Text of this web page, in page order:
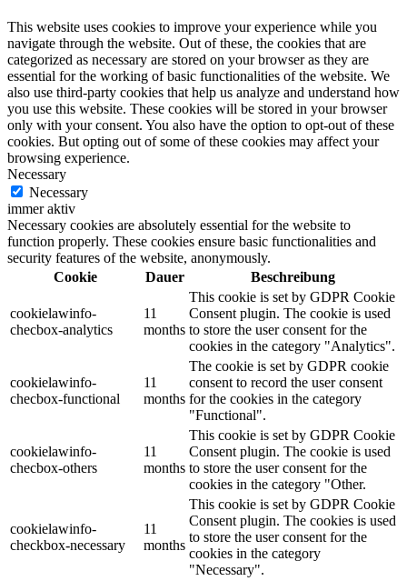
This website uses cookies to improve your experience while you
navigate through the website. Out of these, the cookies that are
categorized as necessary are stored on your browser as they are
essential for the working of basic functionalities of the website. We
also use third-party cookies that help us analyze and understand how
you use this website. These cookies will be stored in your browser
only with your consent. You also have the option to opt-out of these
cookies. But opting out of some of these cookies may affect your
browsing experience.
Necessary
Necessary
immer aktiv
Necessary cookies are absolutely essential for the website to
function properly. These cookies ensure basic functionalities and
security features of the website, anonymously.
Cookie
Dauer Beschreibung
cookielawinfo-
checbox-analytics
11
months
This cookie is set by GDPR Cookie
Consent plugin. The cookie is used
to store the user consent for the
cookies in the category "Analytics".
cookielawinfo-
checbox-functional
11
months
The cookie is set by GDPR cookie
consent to record the user consent
for the cookies in the category
"Functional".
cookielawinfo-
checbox-others
11
months
This cookie is set by GDPR Cookie
Consent plugin. The cookie is used
to store the user consent for the
cookies in the category "Other.
cookielawinfo-
checkbox-necessary
11
months
This cookie is set by GDPR Cookie
Consent plugin. The cookies is used
to store the user consent for the
cookies in the category
"Necessary".